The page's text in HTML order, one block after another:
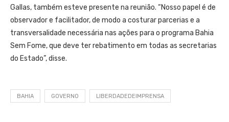
Gallas, também esteve presente na reunião. “Nosso papel é de
observador e facilitador, de modo a costurar parcerias e a
transversalidade necessária nas ações para o programa Bahia
Sem Fome, que deve ter rebatimento em todas as secretarias
do Estado”, disse.
BAHIA GOVERNO LIBERDADEDEIMPRENSA